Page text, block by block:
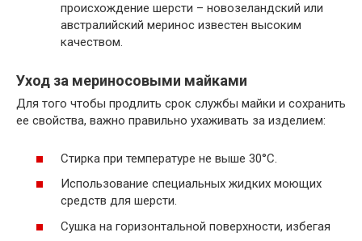
происхождение шерсти – новозеландский или
австралийский меринос известен высоким
качеством.
Уход за мериносовыми майками
Для того чтобы продлить срок службы майки и сохранить
ее свойства, важно правильно ухаживать за изделием:
Стирка при температуре не выше 30°C.
Использование специальных жидких моющих
средств для шерсти.
Сушка на горизонтальной поверхности, избегая